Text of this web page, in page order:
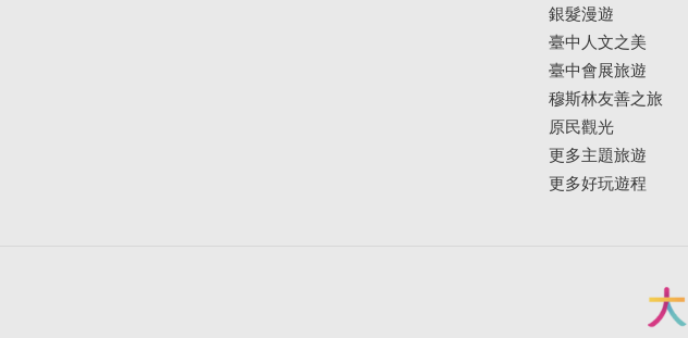
銀髮漫遊
臺中人文之美
臺中會展旅遊
穆斯林友善之旅
原民觀光
更多主題旅遊
更多好玩遊程